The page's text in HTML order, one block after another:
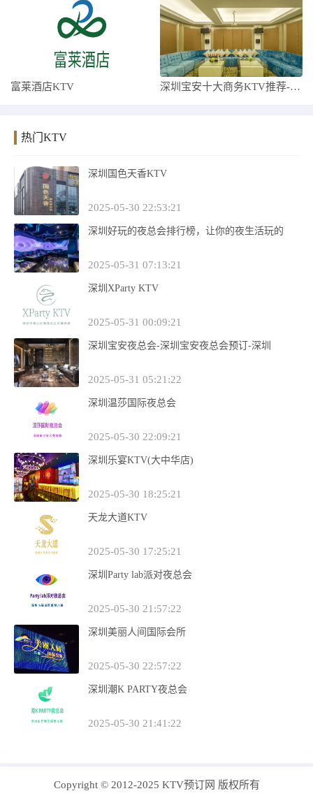
富莱酒店KTV 深圳宝安十大商务KTV推荐-深圳宝安商务
热门KTV
深圳国色天香KTV
2025-05-30 22:53:21
深圳好玩的夜总会排行榜，让你的夜生活玩的
2025-05-31 07:13:21
深圳XParty KTV
2025-05-31 00:09:21
深圳宝安夜总会-深圳宝安夜总会预订-深圳
2025-05-31 05:21:22
深圳温莎国际夜总会
2025-05-30 22:09:21
深圳乐宴KTV(大中华店)
2025-05-30 18:25:21
天龙大道KTV
2025-05-30 17:25:21
深圳Party lab派对夜总会
2025-05-30 21:57:22
深圳美丽人间国际会所
2025-05-30 22:57:22
深圳潮K PARTY夜总会
2025-05-30 21:41:22
Copyright © 2012-2025 KTV预订网 版权所有